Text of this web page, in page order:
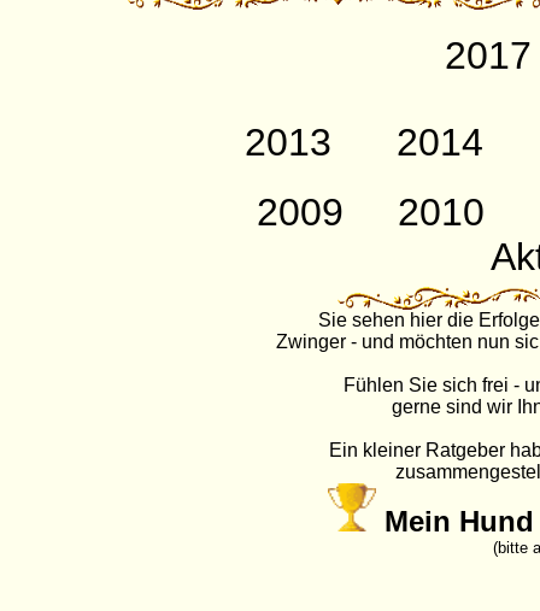
2017
2013
2014
2009
2010
Sie sehen hier die
Zwinger - und möchten nun
Fühlen Sie sich frei -
gerne sind wir
Ein kleiner Ratgeber
Mein
(bitte